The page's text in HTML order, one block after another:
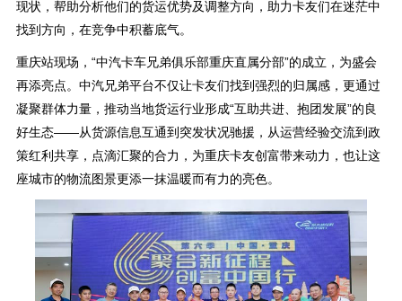
现状，帮助分析他们的货运优势及调整方向，助力卡友们在迷茫中
找到方向，在竞争中积蓄底气。
重庆站现场，“中汽卡车兄弟俱乐部重庆直属分部”的成立，为盛会
再添亮点。中汽兄弟平台不仅让卡友们找到强烈的归属感，更通过
凝聚群体力量，推动当地货运行业形成“互助共进、抱团发展”的良
好生态——从货源信息互通到突发状况驰援，从运营经验交流到政
策红利共享，点滴汇聚的合力，为重庆卡友创富带来动力，也让这
座城市的物流图景更添一抹温暖而有力的亮色。